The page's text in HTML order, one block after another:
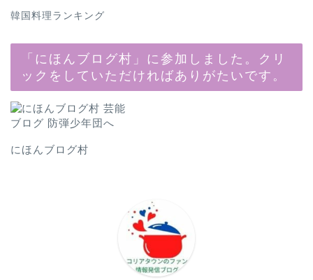
韓国料理ランキング
「にほんブログ村」に参加しました。クリ
ックをしていただければありがたいです。
にほんブログ村